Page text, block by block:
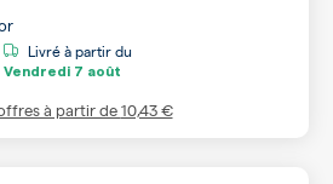
Livré à partir du
Vendredi 7 août
à partir de10,43 €